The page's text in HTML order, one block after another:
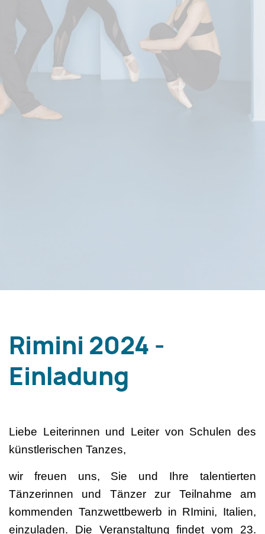
Rimini 2024 -
Einladung
Liebe Leiterinnen und Leiter von Schulen des
künstlerischen Tanzes,
wir freuen uns, Sie und Ihre talentierten
Tänzerinnen und Tänzer zur Teilnahme am
kommenden Tanzwettbewerb in RImini, Italien,
einzuladen. Die Veranstaltung findet vom 23.